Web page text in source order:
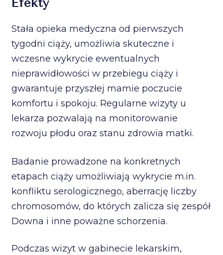
Efekty
Stała opieka medyczna od pierwszych
tygodni ciąży, umożliwia skuteczne i
wczesne wykrycie ewentualnych
nieprawidłowości w przebiegu ciąży i
gwarantuje przyszłej mamie poczucie
komfortu i spokoju. Regularne wizyty u
lekarza pozwalają na monitorowanie
rozwoju płodu oraz stanu zdrowia matki.
Badanie prowadzone na konkretnych
etapach ciąży umożliwiają wykrycie m.in.
konfliktu serologicznego, aberrację liczby
chromosomów, do których zalicza się zespół
Downa i inne poważne schorzenia.
Podczas wizyt w gabinecie lekarskim,